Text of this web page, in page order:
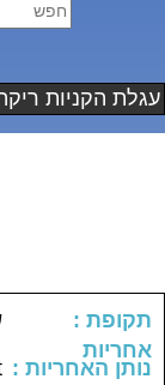
עגלת הקניות
: תקופת
אחריות
: נותן האחריות